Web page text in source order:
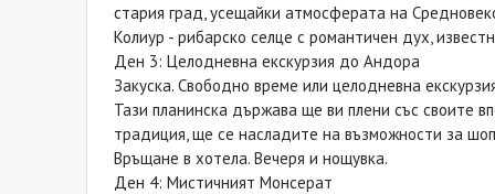
стария град, усещайки атмосферата на
Колиур - рибарско селце с романтичен дух,
Ден 3: Целодневна екскурзия до Андора
Закуска. Свободно време или целодневна
Тази планинска държава ще ви плени със своите
традиция, ще се насладите на възможности за
Връщане в хотела. Вечеря и нощувка.
Ден 4: Мистичният Монсерат